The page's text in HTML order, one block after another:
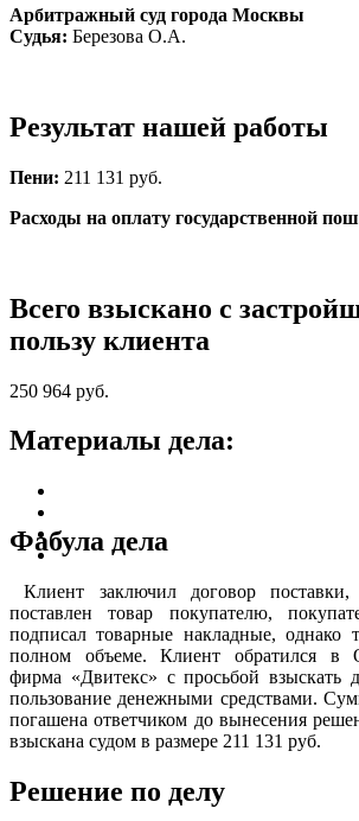
Арбитражный суд города Москвы
Судья: Березова О.А.
Результат нашей работы
Пени: 211 131 руб.
Расходы на оплату государственной
Всего взыскано с
пользу клиента
250 964 руб.
Материалы дела:
Фабула дела
Клиент заключил договор
поставлен товар покупателю,
подписал товарные накладные, однако
полном объеме. Клиент обратился
фирма «Двитекс» с просьбой взыскать
пользование денежными средствами.
погашена ответчиком до вынесения
взыскана судом в размере 211 131 руб.
Решение по делу